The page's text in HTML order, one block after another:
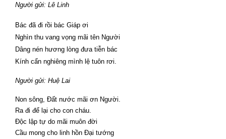
Người gửi: Lê Linh
Bác đã đi rồi bác Giáp ơi
Nghìn thu vang vọng mãi tên Người
Dâng nén hương lòng đưa tiễn bác
Kính cẩn nghiêng mình lệ tuôn rơi.
Người gửi: Huệ Lai
Non sông, Đất nước mãi ơn Người.
Ra đi để lại cho con cháu.
Độc lập tự do mãi muôn đời
Cầu mong cho linh hồn Đại tướng